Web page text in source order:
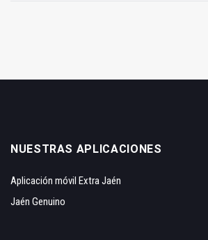
NUESTRAS APLICACIONES
Aplicación móvil Extra Jaén
Jaén Genuino